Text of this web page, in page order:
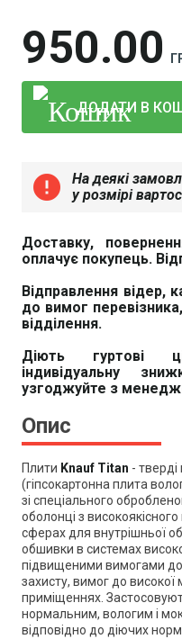
950 00
ДОДАТИ В
error
На деякі
у розмірі
Доставку,
оплачує покупець.
Відправлення відер,
до вимог
відділення.
Діють гуртові
індивідуальну
узгоджуйте з
Опис
Плити Knauf Titan -
(гіпсокартонна плита
зі спеціального
оболонці з високоякісного
сферах для внутрішньої
обшивки в системах
підвищеними вимогами до
захисту, вимог до високої
приміщеннях.
нормальним, вологим і
відповідно до діючих норм